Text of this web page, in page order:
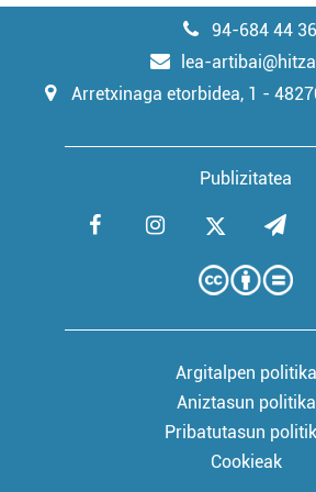
94-684 44 36
lea-
Arretxinaga etorbidea, 1 -
Publizitatea
Argitalpen politika
Aniztasun politika
Pribatutasun
Cookieak